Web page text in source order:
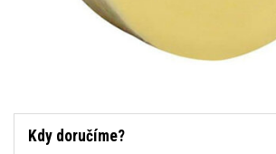
Kdy doručíme?